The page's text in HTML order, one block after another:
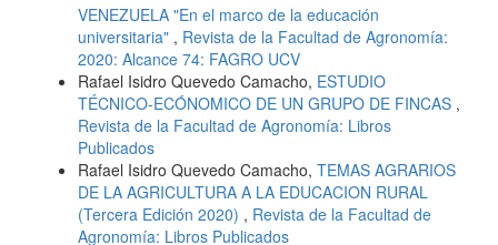
VENEZUELA "En el marco de la educación
universitaria" , Revista de la Facultad de Agronomía:
2020: Alcance 74: FAGRO UCV
Rafael Isidro Quevedo Camacho, ESTUDIO
TÉCNICO-ECÓNOMICO DE UN GRUPO DE FINCAS ,
Revista de la Facultad de Agronomía: Libros
Publicados
Rafael Isidro Quevedo Camacho, TEMAS AGRARIOS
DE LA AGRICULTURA A LA EDUCACION RURAL
(Tercera Edición 2020) , Revista de la Facultad de
Agronomía: Libros Publicados